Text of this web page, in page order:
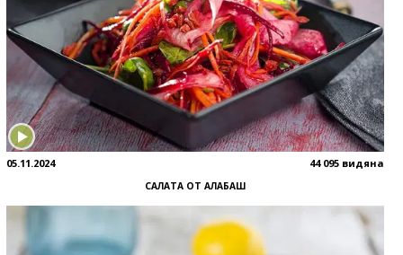
05.11.2024 44 095 видяна
САЛАТА ОТ АЛАБАШ